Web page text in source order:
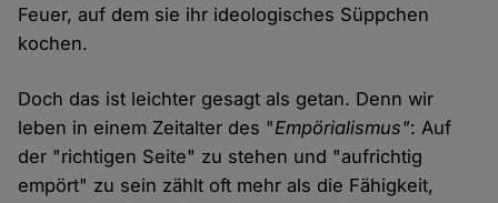
Feuer, auf dem sie ihr ideologisches Süppchen
kochen.
Doch das ist leichter gesagt als getan. Denn wir
leben in einem Zeitalter des "Empörialismus": Auf
der "richtigen Seite" zu stehen und "aufrichtig
empört" zu sein zählt oft mehr als die Fähigkeit,